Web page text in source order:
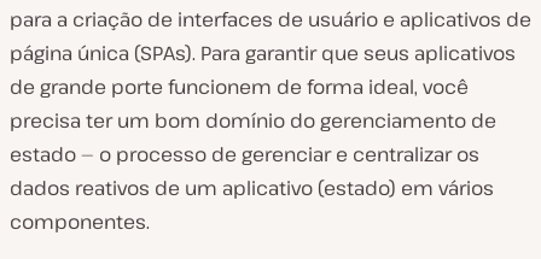
para a criação de interfaces de usuário e aplicativos de
página única (SPAs). Para garantir que seus aplicativos
de grande porte funcionem de forma ideal, você
precisa ter um bom domínio do gerenciamento de
estado — o processo de gerenciar e centralizar os
dados reativos de um aplicativo (estado) em vários
componentes.